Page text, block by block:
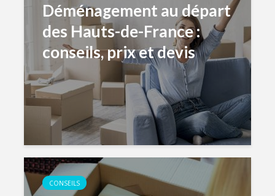
Déménagement au départ
des Hauts-de-France :
conseils, prix et devis
CONSEILS